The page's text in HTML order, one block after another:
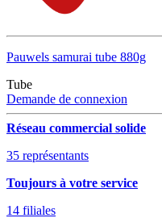
Pauwels samurai tube 880g
Tube
Demande de connexion
Réseau commercial solide
35 représentants
Toujours à votre service
14 filiales